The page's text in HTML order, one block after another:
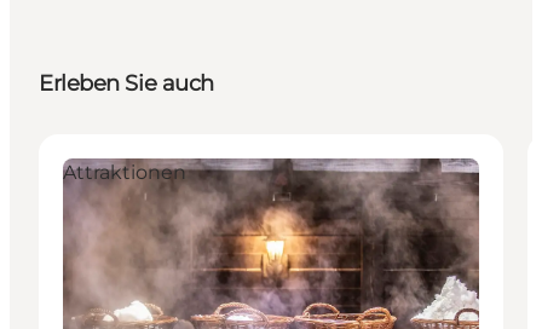
Erleben Sie auch
Attraktionen